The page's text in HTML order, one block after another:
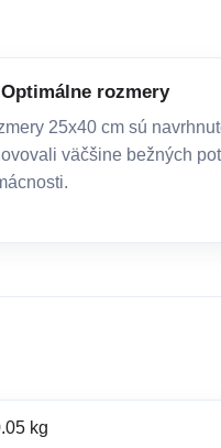
Optimálne rozmery
25x40 cm sú
väčšine bežných
kg